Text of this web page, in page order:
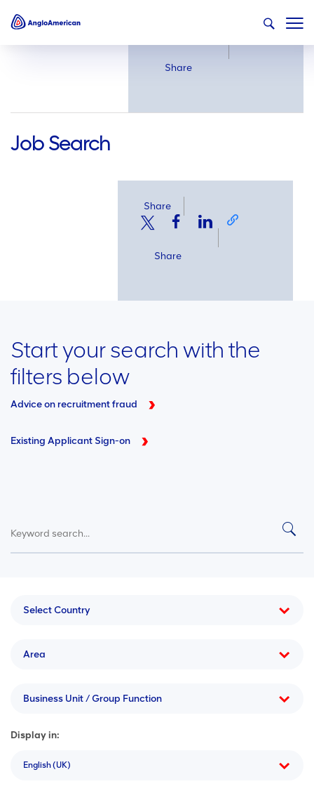
Share
Job Search
Share
Share
Start your search with the
filters below
Advice on recruitment fraud
Existing Applicant Sign-on
Select Country
Area
Business Unit / Group Function
Display in:
English (UK)